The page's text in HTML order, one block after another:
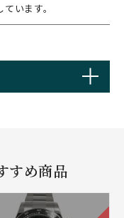
います。
すめ商品